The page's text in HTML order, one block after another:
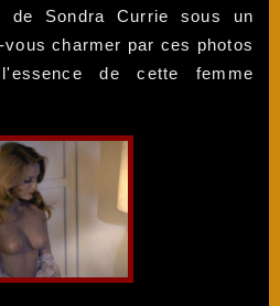
de Sondra Currie sous un
charmer par ces photos
de cette femme